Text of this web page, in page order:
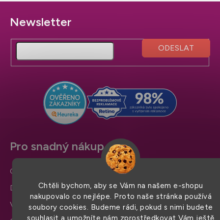
Chtěli bychom, aby se Vám na našem e-shopu
nakupovalo co nejlépe. Proto naše stránka používá
soubory cookies. Budeme rádi, pokud s nimi budete
souhlasit a umožníte nám zprostředkovat Vám ještě
Z
á
a
Pro snadný nákup
Obchodní podmínky
Doprava a platba
Výměna zboží a reklamace